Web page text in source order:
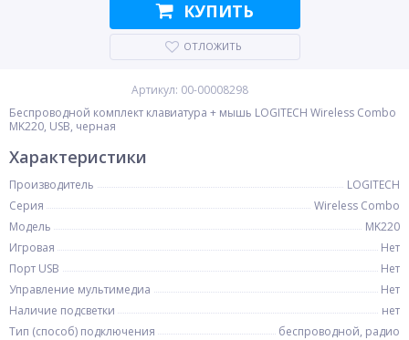
КУПИТЬ
ОТЛОЖИТЬ
Артикул: 00-00008298
Беспроводной комплект клавиатура + мышь LOGITECH Wireless Combo
MK220, USB, черная
Характеристики
Производитель
LOGITECH
Серия
Wireless Combo
Модель
MK220
Игровая
Нет
Порт USB
Нет
Управление мультимедиа
Нет
Наличие подсветки
нет
Тип (способ) подключения
беспроводной, радио